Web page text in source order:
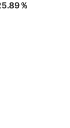
％